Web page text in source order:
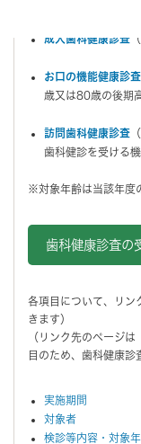
成人歯科健康診査
お口の機能健康診査
歳又は80歳の後期
訪問歯科健康診査
歯科健診を受ける機
※対象年齢は当該年度
歯科健康診査の
各項目について、リン
きます）
（リンク先のページ
目のため、歯科健康診
実施期間
対象者
検診等内容・対象